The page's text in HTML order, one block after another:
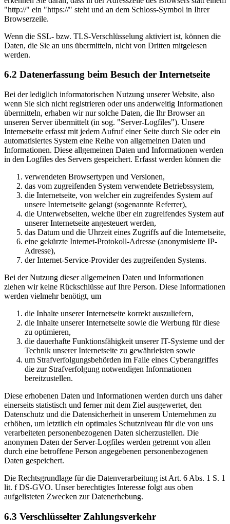
"http://" ein "https://" steht und an dem Schloss-Symbol in Ihrer
Browserzeile.
Wenn die SSL- bzw. TLS-Verschlüsselung aktiviert ist, können die
Daten, die Sie an uns übermitteln, nicht von Dritten mitgelesen
werden.
6.2 Datenerfassung beim Besuch der Internetseite
Bei der lediglich informatorischen Nutzung unserer Website, also
wenn Sie sich nicht registrieren oder uns anderweitig Informationen
übermitteln, erhaben wir nur solche Daten, die Ihr Browser an
unseren Server übermittelt (in sog. "Server-Logfiles"). Unsere
Internetseite erfasst mit jedem Aufruf einer Seite durch Sie oder ein
automatisiertes System eine Reihe von allgemeinen Daten und
Informationen. Diese allgemeinen Daten und Informationen werden
in den Logfiles des Servers gespeichert. Erfasst werden können die
verwendeten Browsertypen und Versionen,
das vom zugreifenden System verwendete Betriebssystem,
die Internetseite, von welcher ein zugreifendes System auf
unsere Internetseite gelangt (sogenannte Referrer),
die Unterwebseiten, welche über ein zugreifendes System auf
unserer Internetseite angesteuert werden,
das Datum und die Uhrzeit eines Zugriffs auf die Internetseite,
eine gekürzte Internet-Protokoll-Adresse (anonymisierte IP-
Adresse),
der Internet-Service-Provider des zugreifenden Systems.
Bei der Nutzung dieser allgemeinen Daten und Informationen
ziehen wir keine Rückschlüsse auf Ihre Person. Diese Informationen
werden vielmehr benötigt, um
die Inhalte unserer Internetseite korrekt auszuliefern,
die Inhalte unserer Internetseite sowie die Werbung für diese
zu optimieren,
die dauerhafte Funktionsfähigkeit unserer IT-Systeme und der
Technik unserer Internetseite zu gewährleisten sowie
um Strafverfolgungsbehörden im Falle eines Cyberangriffes
die zur Strafverfolgung notwendigen Informationen
bereitzustellen.
Diese erhobenen Daten und Informationen werden durch uns daher
einerseits statistisch und ferner mit dem Ziel ausgewertet, den
Datenschutz und die Datensicherheit in unserem Unternehmen zu
erhöhen, um letztlich ein optimales Schutzniveau für die von uns
verarbeiteten personenbezogenen Daten sicherzustellen. Die
anonymen Daten der Server-Logfiles werden getrennt von allen
durch eine betroffene Person angegebenen personenbezogenen
Daten gespeichert.
Die Rechtsgrundlage für die Datenverarbeitung ist Art. 6 Abs. 1 S. 1
lit. f DS-GVO. Unser berechtigtes Interesse folgt aus oben
aufgelisteten Zwecken zur Datenerhebung.
6.3 Verschlüsselter Zahlungsverkehr